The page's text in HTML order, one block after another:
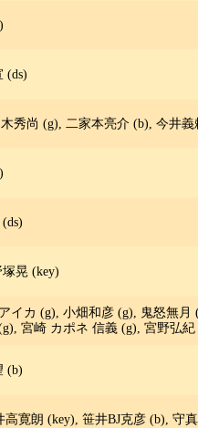
(ds)
木秀尚 (g), 二家本亮介 (b), 今井
晃 (key)
イカ (g), 小畑和彦 (g), 鬼怒無
宮崎 カポネ 信義 (g), 宮野弘
(b)
寛朗 (key), 笹井BJ克彦 (b), 守